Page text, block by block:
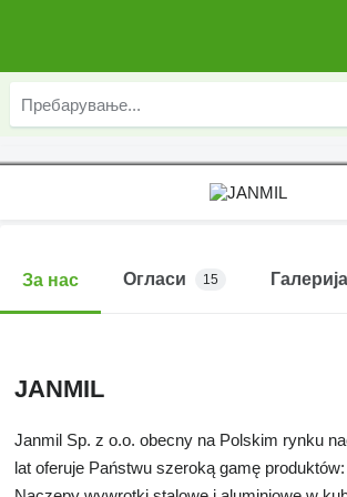
За нас Огласи 15 Галерија
JANMIL
Janmil Sp. z o.o. obecny na Polskim rynku
lat oferuje Państwu szeroką gamę produktów: